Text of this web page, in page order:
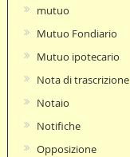
mutuo
Mutuo Fondiario
Mutuo ipotecario
Nota di trascrizione
Notaio
Notifiche
Opposizione